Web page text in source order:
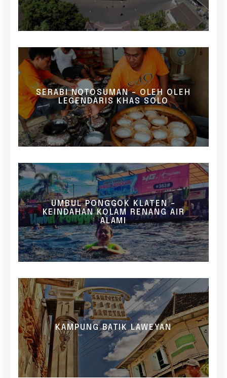
SERABI NOTOSUMAN - OLEH OLEH
LEGENDARIS KHAS SOLO
UMBUL PONGGOK KLATEN -
KEINDAHAN KOLAM RENANG AIR
ALAMI
KAMPUNG BATIK LAWEYAN